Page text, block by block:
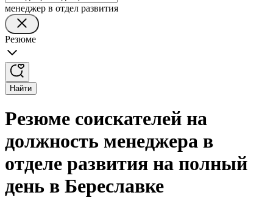
менеджер в отдел развития
Резюме
Найти
Резюме соискателей на
должность менеджера в
отделе развития на полный
день в Береславке